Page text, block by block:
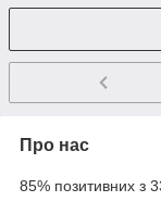
Про нас
85% позитивних з 33